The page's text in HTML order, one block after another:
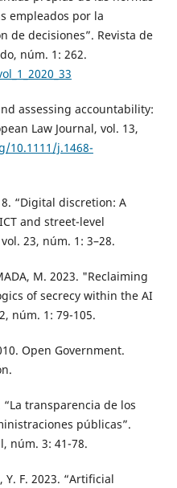
empleados por la
de decisiones”. Revista de
núm. 1: 262.
assessing accountability:
Law Journal, vol. 13,
10.1111/j.1468-
“Digital discretion: A
and street-level
23, núm. 1: 3–28.
M. 2023. "Reclaiming
of secrecy within the AI
núm. 1: 79-105.
Open Government.
“La transparencia de los
públicas”.
núm. 3: 41-78.
Y. F. 2023. “Artificial